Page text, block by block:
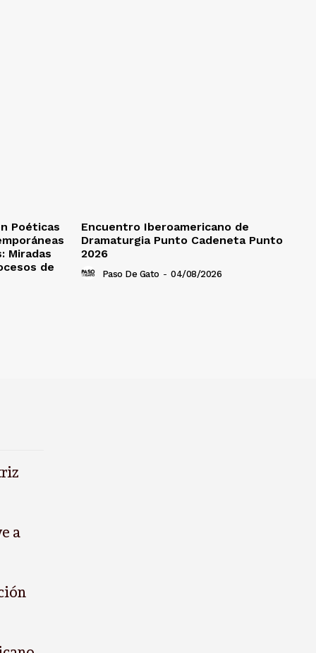
Poéticas
Miradas
de
Encuentro Iberoamericano de
Dramaturgia Punto Cadeneta Punto
2026
Paso De Gato - 04/08/2026
a